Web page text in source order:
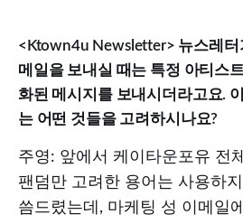
<Ktown4u Newsletter> 뉴스레터
메일을 보내실 때는 특정 아티스
화된 메시지를 보내시더라고요.
는 어떤 것들을 고려하시나요?
주영: 앞에서 케이타운포유 전
팬덤만 고려한 용어는 사용하
씀드렸는데, 마케팅 성 이메일